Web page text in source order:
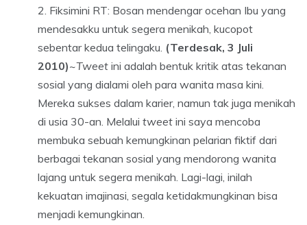
Fiksimini RT: Bosan mendengar ocehan Ibu yang
mendesakku untuk segera menikah, kucopot
sebentar kedua telingaku. (Terdesak, 3 Juli
2010)~Tweet ini adalah bentuk kritik atas tekanan
sosial yang dialami oleh para wanita masa kini.
Mereka sukses dalam karier, namun tak juga menikah
di usia 30-an. Melalui tweet ini saya mencoba
membuka sebuah kemungkinan pelarian fiktif dari
berbagai tekanan sosial yang mendorong wanita
lajang untuk segera menikah. Lagi-lagi, inilah
kekuatan imajinasi, segala ketidakmungkinan bisa
menjadi kemungkinan.